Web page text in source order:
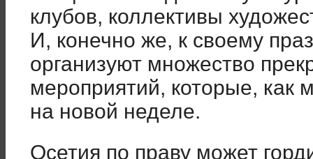
клубов, коллективы
И, конечно же, к своему
организуют множество
мероприятий, которые, как
на новой неделе.
Осетия по праву может